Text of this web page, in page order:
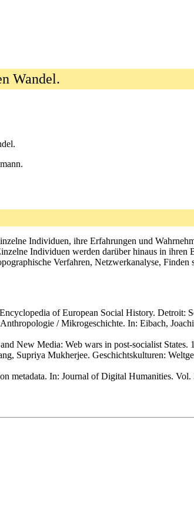
Wandel.
Individuen, ihre Erfahrungen und
Individuen werden darüber hinaus in ihren
Verfahren, Netzwerkanalyse,
of European Social History. Detroit:
/ Mikrogeschichte. In: Eibach,
New Media: Web wars in post-socialist
Supriya Mukherjee. Geschichtskulturen:
metadata. In: Journal of Digital Humanities.